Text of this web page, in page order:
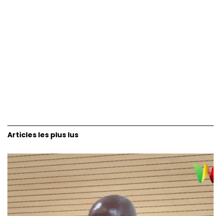
Articles les plus lus